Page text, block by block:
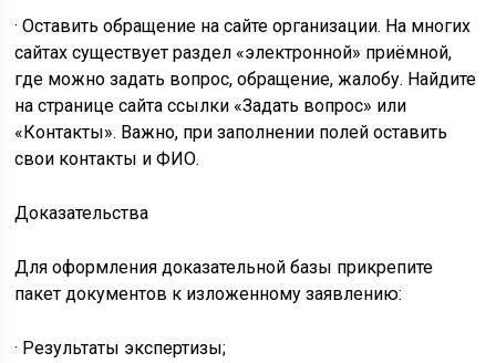
· Оставить обращение на сайте организации. На многих
сайтах существует раздел «электронной» приёмной,
где можно задать вопрос, обращение, жалобу. Найдите
на странице сайта ссылки «Задать вопрос» или
«Контакты». Важно, при заполнении полей оставить
свои контакты и ФИО.
Доказательства
Для оформления доказательной базы прикрепите
пакет документов к изложенному заявлению:
· Результаты экспертизы;